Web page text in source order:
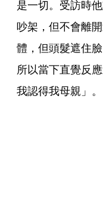
是一切。受訪時
吵架，但不會離
體，但頭髮遮住
所以當下直覺反
我認得我母親」。